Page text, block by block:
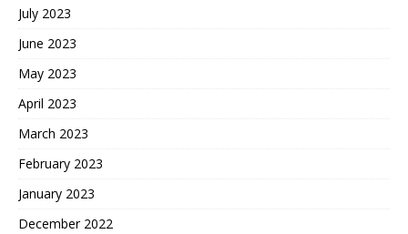
July 2023
June 2023
May 2023
April 2023
March 2023
February 2023
January 2023
December 2022